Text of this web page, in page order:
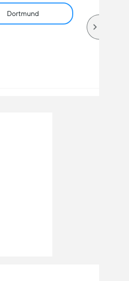
Dortmund